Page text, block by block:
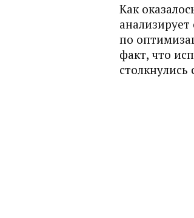
Как
по
факт, что